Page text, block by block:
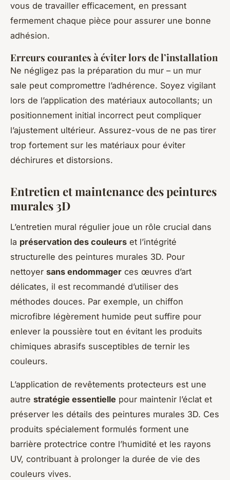
vous de travailler efficacement, en pressant
fermement chaque pièce pour assurer une bonne
adhésion.
Erreurs courantes à éviter lors de l’installation
Ne négligez pas la préparation du mur – un mur
sale peut compromettre l’adhérence. Soyez vigilant
lors de l’application des matériaux autocollants; un
positionnement initial incorrect peut compliquer
l’ajustement ultérieur. Assurez-vous de ne pas tirer
trop fortement sur les matériaux pour éviter
déchirures et distorsions.
Entretien et maintenance des peintures
murales 3D
L’entretien mural régulier joue un rôle crucial dans
la préservation des couleurs et l’intégrité
structurelle des peintures murales 3D. Pour
nettoyer sans endommager ces œuvres d’art
délicates, il est recommandé d’utiliser des
méthodes douces. Par exemple, un chiffon
microfibre légèrement humide peut suffire pour
enlever la poussière tout en évitant les produits
chimiques abrasifs susceptibles de ternir les
couleurs.
L’application de revêtements protecteurs est une
autre stratégie essentielle pour maintenir l’éclat et
préserver les détails des peintures murales 3D. Ces
produits spécialement formulés forment une
barrière protectrice contre l’humidité et les rayons
UV, contribuant à prolonger la durée de vie des
couleurs vives.